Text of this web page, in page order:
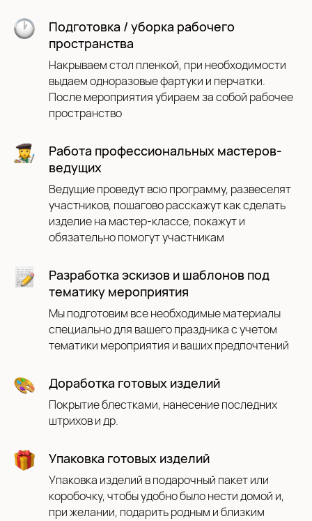
Подготовка / уборка рабочего
пространства
Накрываем стол пленкой, при необходимости
выдаем одноразовые фартуки и перчатки.
После мероприятия убираем за собой рабочее
пространство
Работа профессиональных мастеров-
ведущих
Ведущие проведут всю программу, развеселят
участников, пошагово расскажут как сделать
изделие на мастер-классе, покажут и
обязательно помогут участникам
Разработка эскизов и шаблонов под
тематику мероприятия
Мы подготовим все необходимые материалы
специально для вашего праздника с учетом
тематики мероприятия и ваших предпочтений
Доработка готовых изделий
Покрытие блестками, нанесение последних
штрихов и др.
Упаковка готовых изделий
Упаковка изделий в подарочный пакет или
коробочку, чтобы удобно было нести домой и,
при желании, подарить родным и близким
Оставить заявку
Даю согласие на обработку моих
персональных данных в соответствии с
Отправить заявку